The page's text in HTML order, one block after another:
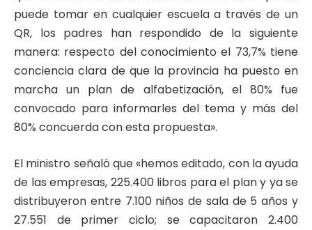
puede tomar en cualquier escuela a través de un
QR, los padres han respondido de la siguiente
manera: respecto del conocimiento el 73,7% tiene
conciencia clara de que la provincia ha puesto en
marcha un plan de alfabetización, el 80% fue
convocado para informarles del tema y más del
80% concuerda con esta propuesta».
El ministro señaló que «hemos editado, con la ayuda
de las empresas, 225.400 libros para el plan y ya se
distribuyeron entre 7.100 niños de sala de 5 años y
27.551 de primer ciclo; se capacitaron 2.400